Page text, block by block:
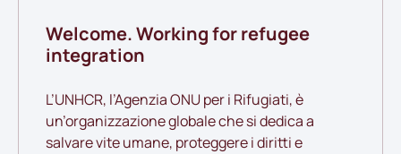
Welcome. Working for refugee
integration
L’UNHCR, l’Agenzia ONU per i Rifugiati, è
un’organizzazione globale che si dedica a
salvare vite umane, proteggere i diritti e